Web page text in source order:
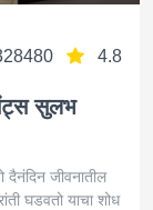
4.8
सुलभ
जीवनातील
घडवतो याचा शोध